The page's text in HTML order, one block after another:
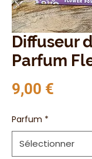
Diffuseur
Parfum
9,00 €
Parfum *